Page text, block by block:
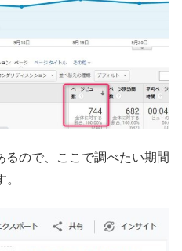
ので、ここで調べたい期間